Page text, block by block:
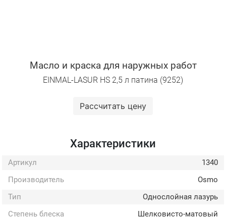
Масло и краска для наружных работ
EINMAL-LASUR HS 2,5 л патина (9252)
Рассчитать цену
Характеристики
Артикул
1340
Производитель
Osmo
Тип
Однослойная лазурь
Степень блеска
Шелковисто-матовый